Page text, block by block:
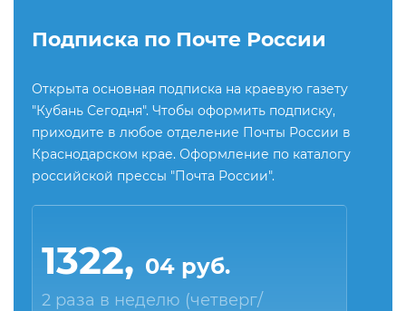
Подписка по Почте России
Открыта основная подписка на краевую газету
"Кубань Сегодня". Чтобы оформить подписку,
приходите в любое отделение Почты России в
Краснодарском крае. Оформление по каталогу
российской прессы "Почта России".
1322, 04 руб.
2 раза в неделю (четверг/